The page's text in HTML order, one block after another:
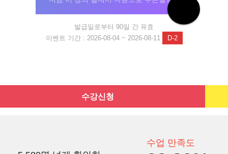
발급일로부터 90일 간 유효
이벤트 기간 : 2026-08-04 ~ 2026-08-11
D-2
수강신청
수업 만족도